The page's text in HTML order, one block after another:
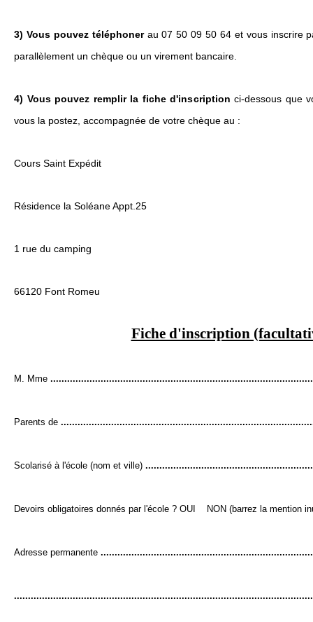
3) Vous pouvez téléphonerau 07 50 09 50 64 et vous inscrire
parallèlement un chèque ou un virement bancaire.
4) Vous pouvez remplir la fiche d'inscription ci-dessous que
vous la postez, accompagnée de votre chèque au :
Cours Saint Expédit
Résidence la Soléane Appt.25
1 rue du camping
66120 Font Romeu
Fiche d'inscription
M. Mme
Parents de
Scolarisé à l'école (nom et ville)
Devoirs obligatoires donnés par l'école ? OUI NON (barrez la mention
Adresse permanente